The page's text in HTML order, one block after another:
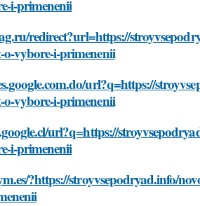
i-primenenii
redirect?url=https://
vybore-i-primenenii
url?q=https://
vybore-i-primenenii
url?q=https://
i-primenenii
?https://stroyvsepodryad.info/